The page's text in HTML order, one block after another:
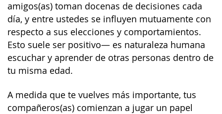
amigos(as) toman docenas de decisiones cada
día, y entre ustedes se influyen mutuamente con
respecto a sus elecciones y comportamientos.
Esto suele ser positivo— es naturaleza humana
escuchar y aprender de otras personas dentro de
tu misma edad.
A medida que te vuelves más importante, tus
compañeros(as) comienzan a jugar un papel